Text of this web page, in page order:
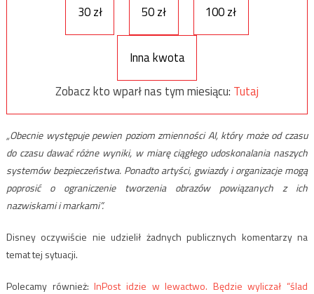
30 zł 50 zł 100 zł
Inna kwota
Zobacz kto wparł nas tym miesiącu: Tutaj
„Obecnie występuje pewien poziom zmienności AI, który może od czasu
do czasu dawać różne wyniki, w miarę ciągłego udoskonalania naszych
systemów bezpieczeństwa. Ponadto artyści, gwiazdy i organizacje mogą
poprosić o ograniczenie tworzenia obrazów powiązanych z ich
nazwiskami i markami”.
Disney oczywiście nie udzielił żadnych publicznych komentarzy na
temat tej sytuacji.
Polecamy również:InPost idzie w lewactwo. Będzie wyliczał “ślad